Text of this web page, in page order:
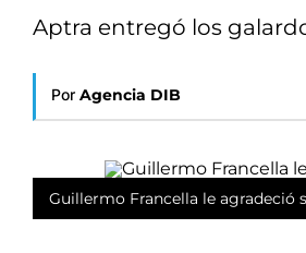
Aptra entregó los
Por Agencia DIB
Guillermo Francella le agradeció